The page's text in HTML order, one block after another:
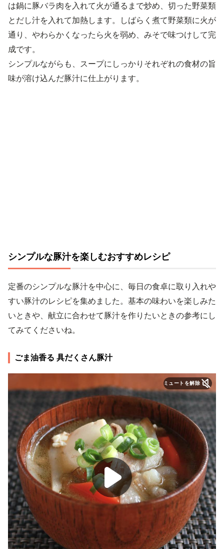
は鍋に豚バラ肉を入れて火が通るまで炒め、切った野菜類
とだし汁を入れて加熱します。しばらく煮て野菜類に火が
通り、やわらかくなったら火を弱め、みそで味つけして完
成です。
シンプルながらも、スープにしっかりそれぞれの食材の旨
味が溶け込んだ豚汁に仕上がります。
シンプルな豚汁を楽しむおすすめレシピ
定番のシンプルな豚汁を中心に、毎日の食卓に取り入れや
すい豚汁のレシピを集めました。基本の味わいを楽しみた
いときや、献立に合わせて豚汁を作りたいときの参考にし
てみてくださいね。
ごま油香る 具だくさん豚汁
ミュートを解除